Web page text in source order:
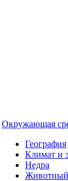
Окружающая
География
Климат и
Недра